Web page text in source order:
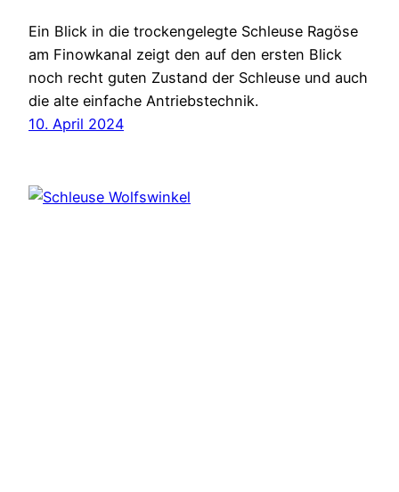
Ein Blick in die trockengelegte Schleuse Ragöse
am Finowkanal zeigt den auf den ersten Blick
noch recht guten Zustand der Schleuse und auch
die alte einfache Antriebstechnik.
10. April 2024